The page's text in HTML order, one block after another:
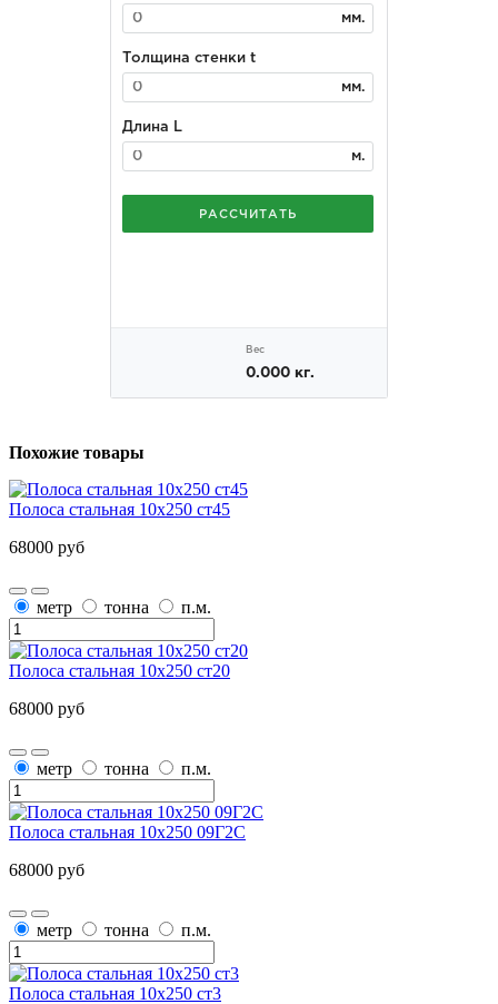
Похожие товары
Полоса стальная 10х250 ст45
68000 руб
метр тонна п.м.
Полоса стальная 10х250 ст20
68000 руб
метр тонна п.м.
Полоса стальная 10х250 09Г2С
68000 руб
метр тонна п.м.
Полоса стальная 10х250 ст3